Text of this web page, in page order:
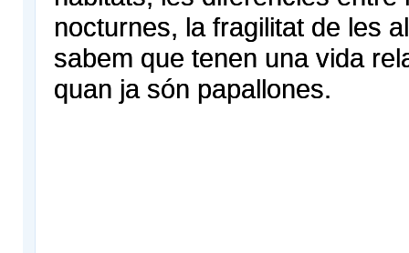
nocturnes, la fragilitat de les
sabem que tenen una vida
quan ja són papallones.